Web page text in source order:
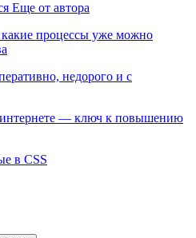
Еще от автора
процессы уже можно
недорого и с
интернете — ключ к повышению
в CSS